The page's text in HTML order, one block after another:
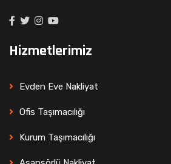
Hizmetlerimiz
Evden Eve Nakliyat
Ofis Taşımacılığı
Kurum Taşımacılığı